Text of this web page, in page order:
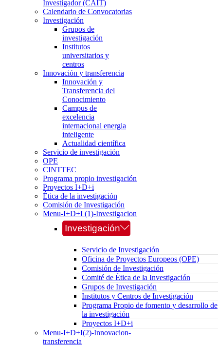
Investigador (CAIT)
Calendario de Convocatorias
Investigación
Grupos de
investigación
Institutos
universitarios y
centros
Innovación y transferencia
Innovación y
Transferencia del
Conocimiento
Campus de
excelencia
internacional energia
inteligente
Actualidad científica
Servicio de investigación
OPE
CINTTEC
Programa propio investigación
Proyectos I+D+i
Ética de la investigación
Comisión de Investigación
Menu-I+D+I (1)-Investigacion
Investigación
Servicio de Investigación
Oficina de Proyectos Europeos (OPE)
Comisión de Investigación
Comité de Ética de la Investigación
Grupos de Investigación
Institutos y Centros de Investigación
Programa Propio de fomento y desarrollo de
la investigación
Proyectos I+D+i
Menu-I+D+I(2)-Innovacion-
transferencia